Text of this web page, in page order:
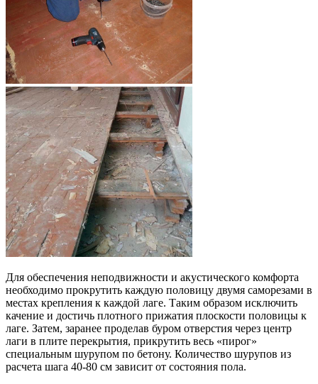
Для обеспечения неподвижности и акустического комфорта
необходимо прокрутить каждую половицу двумя саморезами в
местах крепления к каждой лаге. Таким образом исключить
качение и достичь плотного прижатия плоскости половицы к
лаге. Затем, заранее проделав буром отверстия через центр
лаги в плите перекрытия, прикрутить весь «пирог»
специальным шурупом по бетону. Количество шурупов из
расчета шага 40-80 см зависит от состояния пола.